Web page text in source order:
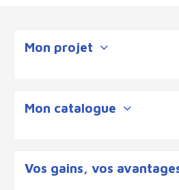
Mon projet
Mon catalogue
Vos gains, vos